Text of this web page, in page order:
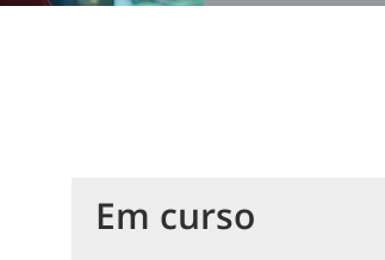
Em curso